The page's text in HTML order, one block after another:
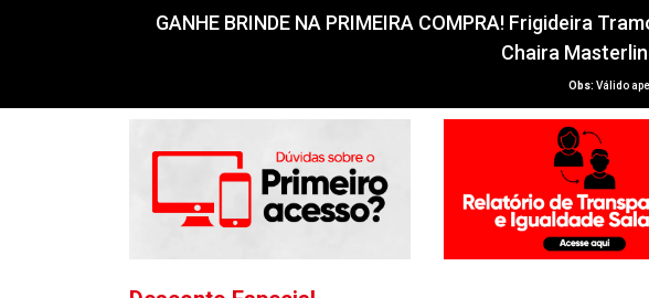
GANHE BRINDE NA PRIMEIRA COMPRA! Frigideira
Chaira
Obs: Válido